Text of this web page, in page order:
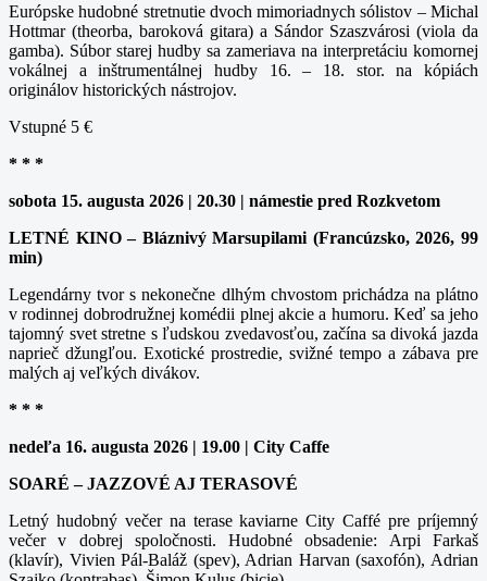
Európske hudobné stretnutie dvoch mimoriadnych sólistov – Michal
Hottmar (theorba, baroková gitara) a Sándor Szaszvárosi (viola da
gamba). Súbor starej hudby sa zameriava na interpretáciu komornej
vokálnej a inštrumentálnej hudby 16. – 18. stor. na kópiách
originálov historických nástrojov.
Vstupné 5 €
* * *
sobota 15. augusta 2026 | 20.30 | námestie pred Rozkvetom
LETNÉ KINO – Bláznivý Marsupilami (Francúzsko, 2026, 99
min)
Legendárny tvor s nekonečne dlhým chvostom prichádza na plátno
v rodinnej dobrodružnej komédii plnej akcie a humoru. Keď sa jeho
tajomný svet stretne s ľudskou zvedavosťou, začína sa divoká jazda
naprieč džungľou. Exotické prostredie, svižné tempo a zábava pre
malých aj veľkých divákov.
* * *
nedeľa 16. augusta 2026 | 19.00 | City Caffe
SOARÉ – JAZZOVÉ AJ TERASOVÉ
Letný hudobný večer na terase kaviarne City Caffé pre príjemný
večer v dobrej spoločnosti. Hudobné obsadenie: Arpi Farkaš
(klavír), Vivien Pál-Baláž (spev), Adrian Harvan (saxofón), Adrian